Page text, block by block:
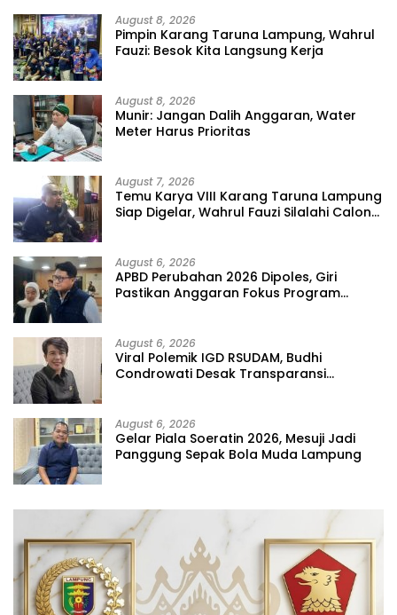
August 8, 2026
Pimpin Karang Taruna Lampung, Wahrul
Fauzi: Besok Kita Langsung Kerja
August 8, 2026
Munir: Jangan Dalih Anggaran, Water
Meter Harus Prioritas
August 7, 2026
Temu Karya VIII Karang Taruna Lampung
Siap Digelar, Wahrul Fauzi Silalahi Calon
August 6, 2026
APBD Perubahan 2026 Dipoles, Giri
Pastikan Anggaran Fokus Program
August 6, 2026
Viral Polemik IGD RSUDAM, Budhi
Condrowati Desak Transparansi
August 6, 2026
Gelar Piala Soeratin 2026, Mesuji Jadi
Panggung Sepak Bola Muda Lampung